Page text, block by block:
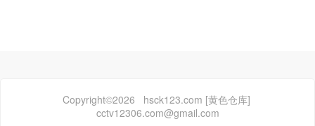
Copyright©2026 hsck123.com [黄色仓库]
cctv12306.com@gmail.com